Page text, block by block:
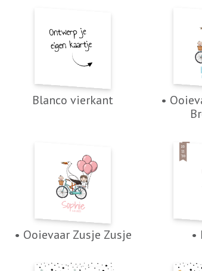
Blanco vierkant
•
• Ooievaar Zusje Zusje •